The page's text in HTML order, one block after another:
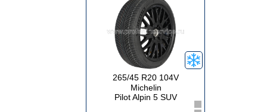
265/45 R20 104V
Michelin
Pilot Alpin 5 SUV